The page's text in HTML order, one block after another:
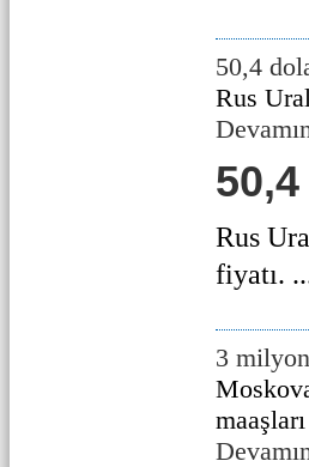
50,4
Rus
Rus
fiyatı.
3 milyon